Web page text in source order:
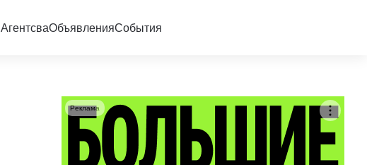
АгентсваОбъявленияСобытия
Реклама